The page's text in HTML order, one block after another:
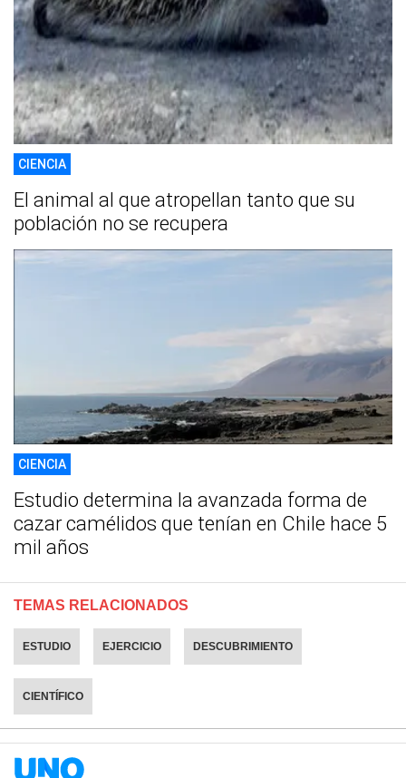
CIENCIA
El animal al que atropellan tanto que su
población no se recupera
CIENCIA
Estudio determina la avanzada forma de
cazar camélidos que tenían en Chile hace 5
mil años
TEMAS RELACIONADOS
ESTUDIO EJERCICIO DESCUBRIMIENTO
CIENTÍFICO